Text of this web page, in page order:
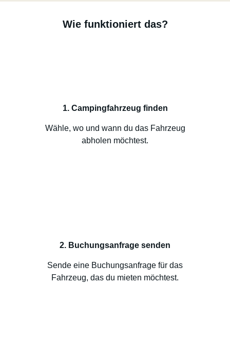
Wie funktioniert das?
1. Campingfahrzeug finden
Wähle, wo und wann du das Fahrzeug
abholen möchtest.
2. Buchungsanfrage senden
Sende eine Buchungsanfrage für das
Fahrzeug, das du mieten möchtest.